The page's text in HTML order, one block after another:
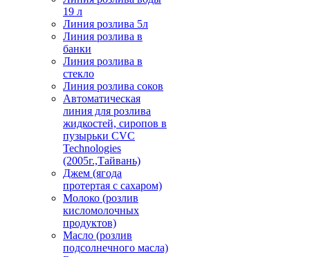
19 л
Линия розлива 5л
Линия розлива в
банки
Линия розлива в
стекло
Линия розлива соков
Автоматическая
линия для розлива
жидкостей, сиропов в
пузырьки CVC
Technologies
(2005г.,Тайвань)
Джем (ягода
протертая с сахаром)
Молоко (розлив
кисломолочных
продуктов)
Масло (розлив
подсолнечного масла)